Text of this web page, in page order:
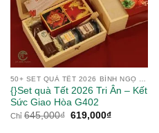
{}Set quà Tết 2026 Tri Ân – Kết
Sức Giao Hòa G402
Chỉ 645,000₫ Giá
619,000₫Giá